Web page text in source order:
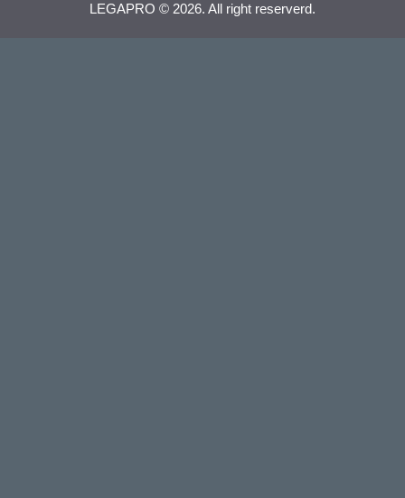
LEGAPRO © 2026. All right reserverd.